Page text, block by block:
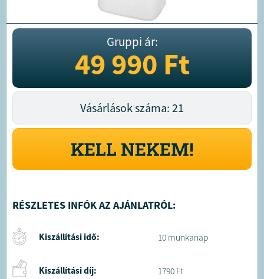
Gruppi ár:
49 990Ft
Vásárlások száma: 21
KELL NEKEM!
RÉSZLETES INFÓK AZ AJÁNLATRÓL:
Kiszállítási idő: 10 munkanap
Kiszállítási díj: 1790 Ft